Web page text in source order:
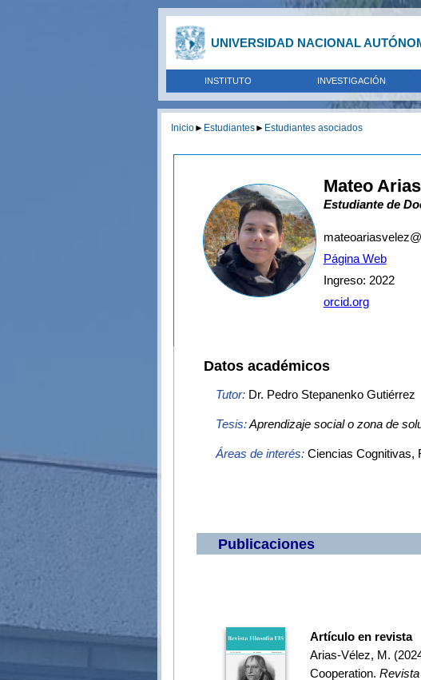
UNIVERSIDAD NACIONAL
INSTITUTO INVESTIGACIÓN
Inicio► Estudiantes► Estudiantes asociados
Mateo
Estudiante de
Página Web
Ingreso: 2022
orcid.org
Datos académicos
Tutor: Dr. Pedro Stepanenko Gutiérrez
Tesis:Aprendizaje social o zona de
Áreas de interés: Ciencias Cognitivas,
Publicaciones
Artículo en revista
Arias-Vélez, M.
Cooperation.